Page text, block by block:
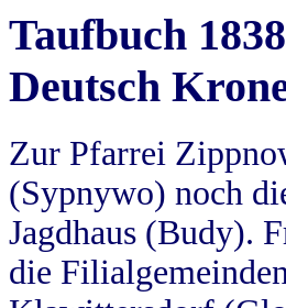
Taufbuch
Deutsch
Zur Pfarrei
(Sypnywo) noch
Jagdhaus (Budy).
die